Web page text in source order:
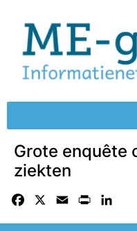
Grote enquête
ziekten
Facebook Email Print